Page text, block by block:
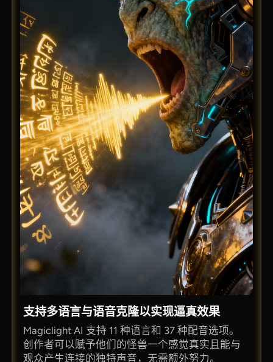
支持多语言与语音克隆以实现逼真效果
Magiclight AI 支持 11 种语言和 37 种配音选项。
创作者可以赋予他们的怪兽一个感觉真实且能与
观众产生连接的独特声音，无需额外努力。